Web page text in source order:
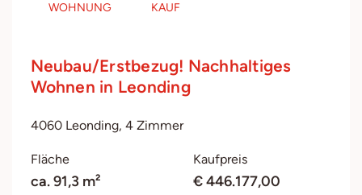
WOHNUNG KAUF
Neubau/Erstbezug! Nachhaltiges
Wohnen in Leonding
4060 Leonding, 4 Zimmer
Fläche
ca. 91,3 m²
Kaufpreis
€ 446.177,00